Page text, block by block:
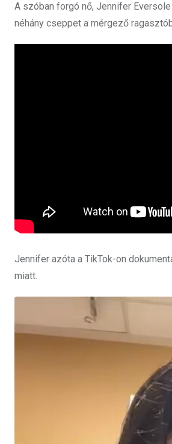
A szóban forgó nő, Jennifer
néhány cseppet a mérgező
Jennifer azóta a TikTok-on
miatt.